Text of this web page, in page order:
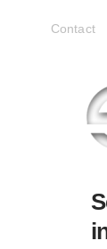
Contact